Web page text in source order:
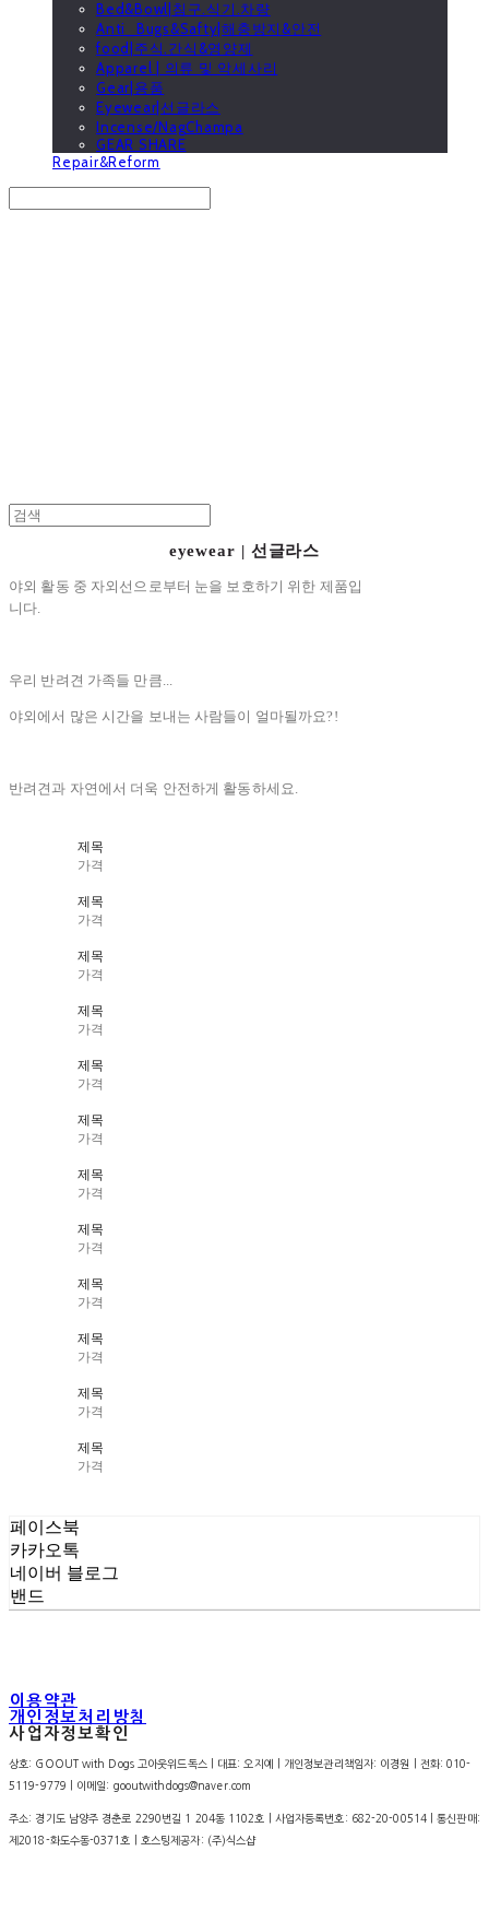
Bed&Bowl|침구.식기.차량
Anti_Bugs&Safty|해충방지&안전
food|주식.간식&영양제
Apparel | 의류 및 악세사리
Gear|용품
Eyewear|선글라스
Incense/NagChampa
GEAR SHARE
Repair&Reform
eyewear | 선글라스
야외 활동 중 자외선으로부터 눈을 보호하기 위한 제품입
니다.
우리 반려견 가족들 만큼...
야외에서 많은 시간을 보내는 사람들이 얼마될까요?!
반려견과 자연에서 더욱 안전하게 활동하세요.
제목
가격
제목
가격
제목
가격
제목
가격
제목
가격
제목
가격
제목
가격
제목
가격
제목
가격
제목
가격
제목
가격
제목
가격
페이스북
카카오톡
네이버 블로그
밴드
이용약관
개인정보처리방침
사업자정보확인
상호: GOOUT with Dogs 고아웃위드독스 | 대표: 오지예 | 개인정보관리책임자: 이경원 | 전화: 010-
5119-9779 | 이메일: gooutwithdogs@naver.com
주소: 경기도 남양주 경춘로 2290번길 1 204동 1102호 | 사업자등록번호: 682-20-00514| 통신판매:
제2018-화도수동-0371호
| 호스팅제공자: (주)식스샵